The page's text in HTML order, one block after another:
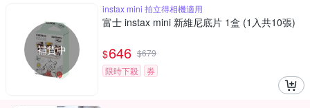
補貨中
instax mini 拍立得相機適用
富士 instax mini 新維尼底片 1盒 (1入共10張)
$646 $679
限時下殺
券